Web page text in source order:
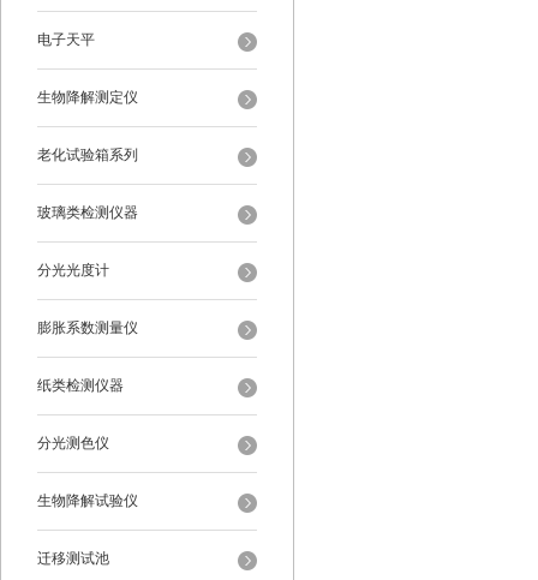
电子天平
生物降解测定仪
老化试验箱系列
玻璃类检测仪器
分光光度计
膨胀系数测量仪
纸类检测仪器
分光测色仪
生物降解试验仪
迁移测试池